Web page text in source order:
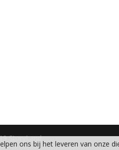
StoryLand
ons bij het leveren van onze